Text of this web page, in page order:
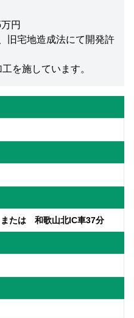
円
旧宅地造成法にて開発許
を施しています。
たは 和歌山北IC車37分